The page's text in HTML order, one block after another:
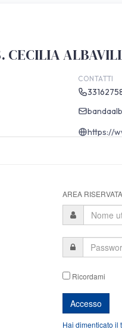
AREA
Ricordami
Hai dimenticato il